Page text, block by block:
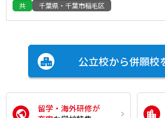
共 千葉県・千葉市稲毛区
公立校から併願校
留学・海外研修が